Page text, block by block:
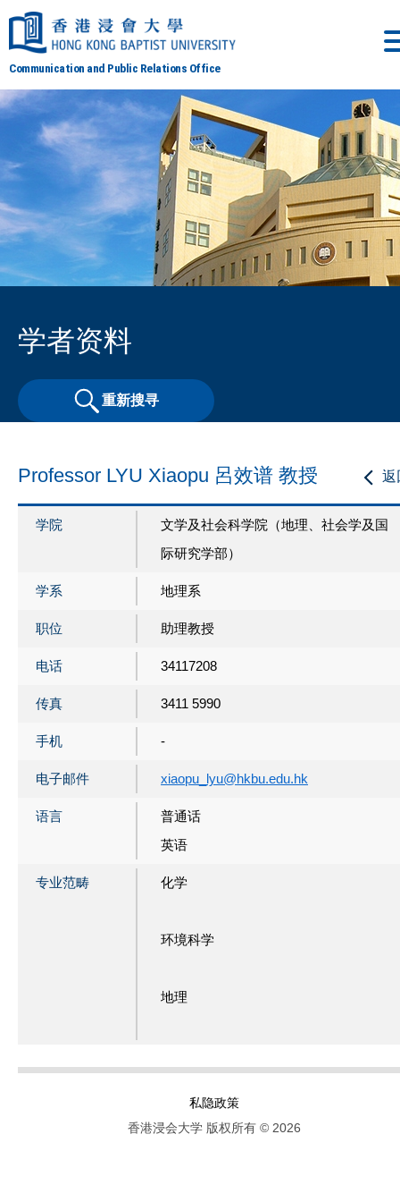
Communication and Public Relations Office
学者资料
重新搜寻
返
Professor LYU Xiaopu 呂效谱 教授
学院
文学及社会科学院（地理、社会学及国
际研究学部）
学系 地理系
职位 助理教授
电话 34117208
传真 3411 5990
手机 -
电子邮件 xiaopu_lyu@hkbu.edu.hk
语言
普通话
英语
专业范畴 化学
环境科学
地理
私隐政策
香港浸会大学 版权所有 © 2026